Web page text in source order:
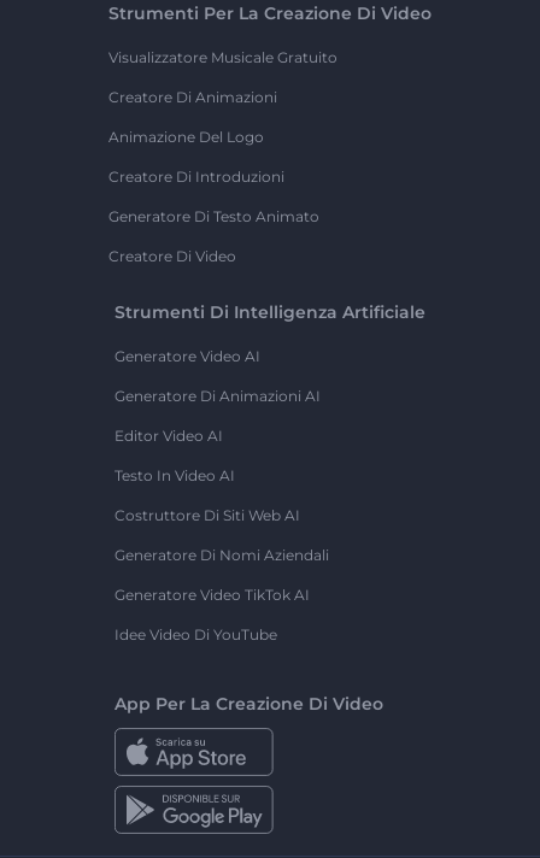
Strumenti Per La Creazione Di Video
Visualizzatore Musicale Gratuito
Creatore Di Animazioni
Animazione Del Logo
Creatore Di Introduzioni
Generatore Di Testo Animato
Creatore Di Video
Strumenti Di Intelligenza Artificiale
Generatore Video AI
Generatore Di Animazioni AI
Editor Video AI
Testo In Video AI
Costruttore Di Siti Web AI
Generatore Di Nomi Aziendali
Generatore Video TikTok AI
Idee Video Di YouTube
App Per La Creazione Di Video